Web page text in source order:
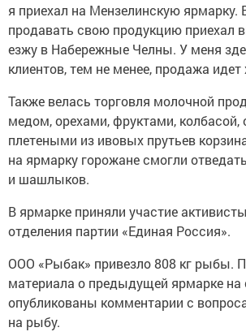
я приехал на Мензелинскую ярмарку.
продавать свою продукцию приехал
езжу в Набережные Челны. У меня
клиентов, тем не менее, продажа
Также велась торговля молочной
медом, орехами, фруктами, колбасой,
плетеными из ивовых прутьев
на ярмарку горожане смогли
и шашлыков.
В ярмарке приняли участие
отделения партии «Единая Россия».
ООО «Рыбак» привезло 808 кг рыбы.
материала о предыдущей ярмарке на
опубликованы комментарии с
на рыбу.